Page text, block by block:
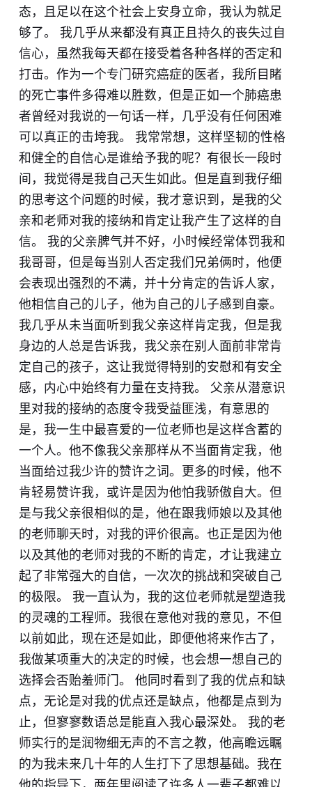
态，且足以在这个社会上安身立命，我认为就足
够了。 我几乎从来都没有真正且持久的丧失过自
信心，虽然我每天都在接受着各种各样的否定和
打击。作为一个专门研究癌症的医者，我所目睹
的死亡事件多得难以胜数，但是正如一个肺癌患
者曾经对我说的一句话一样，几乎没有任何困难
可以真正的击垮我。 我常常想，这样坚韧的性格
和健全的自信心是谁给予我的呢？有很长一段时
间，我觉得是我自己天生如此。但是直到我仔细
的思考这个问题的时候，我才意识到，是我的父
亲和老师对我的接纳和肯定让我产生了这样的自
信。 我的父亲脾气并不好，小时候经常体罚我和
我哥哥，但是每当别人否定我们兄弟俩时，他便
会表现出强烈的不满，并十分肯定的告诉人家，
他相信自己的儿子，他为自己的儿子感到自豪。
我几乎从未当面听到我父亲这样肯定我，但是我
身边的人总是告诉我，我父亲在别人面前非常肯
定自己的孩子，这让我觉得特别的安慰和有安全
感，内心中始终有力量在支持我。 父亲从潜意识
里对我的接纳的态度令我受益匪浅，有意思的
是，我一生中最喜爱的一位老师也是这样含蓄的
一个人。他不像我父亲那样从不当面肯定我，他
当面给过我少许的赞许之词。更多的时候，他不
肯轻易赞许我，或许是因为他怕我骄傲自大。但
是与我父亲很相似的是，他在跟我师娘以及其他
的老师聊天时，对我的评价很高。也正是因为他
以及其他的老师对我的不断的肯定，才让我建立
起了非常强大的自信，一次次的挑战和突破自己
的极限。 我一直认为，我的这位老师就是塑造我
的灵魂的工程师。我很在意他对我的意见，不但
以前如此，现在还是如此，即便他将来作古了，
我做某项重大的决定的时候，也会想一想自己的
选择会否贻羞师门。 他同时看到了我的优点和缺
点，无论是对我的优点还是缺点，他都是点到为
止，但寥寥数语总是能直入我心最深处。 我的老
师实行的是润物细无声的不言之教，他高瞻远瞩
的为我未来几十年的人生打下了思想基础。我在